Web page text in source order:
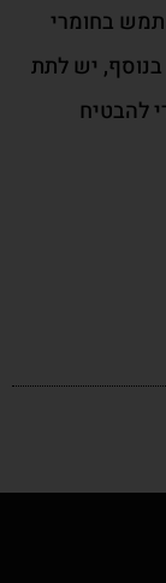
בחומרי
יש לתת
להבטיח